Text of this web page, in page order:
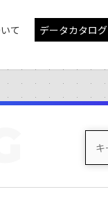
て データカタログ